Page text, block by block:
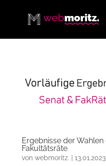
Ergebnisse der
Fakultätsräte
von webmoritz. | 13.01.2023